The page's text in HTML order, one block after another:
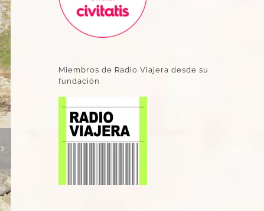
Miembros de Radio Viajera desde su
fundación